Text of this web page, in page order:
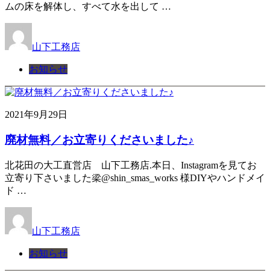
ムの床を解体し、すべて水を出して …
山下工務店
お知らせ
2021年9月29日
廃材無料／お立寄りくださいました♪
北花田の大工直営店 山下工務店.本日、Instagramを見てお
立寄り下さいました梁@shin_smas_works 様DIYやハンドメイ
ド …
山下工務店
お知らせ